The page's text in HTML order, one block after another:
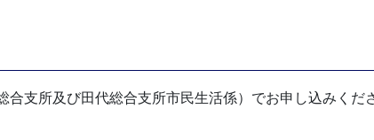
支所及び田代総合支所市民生活係）でお申し込みくだ